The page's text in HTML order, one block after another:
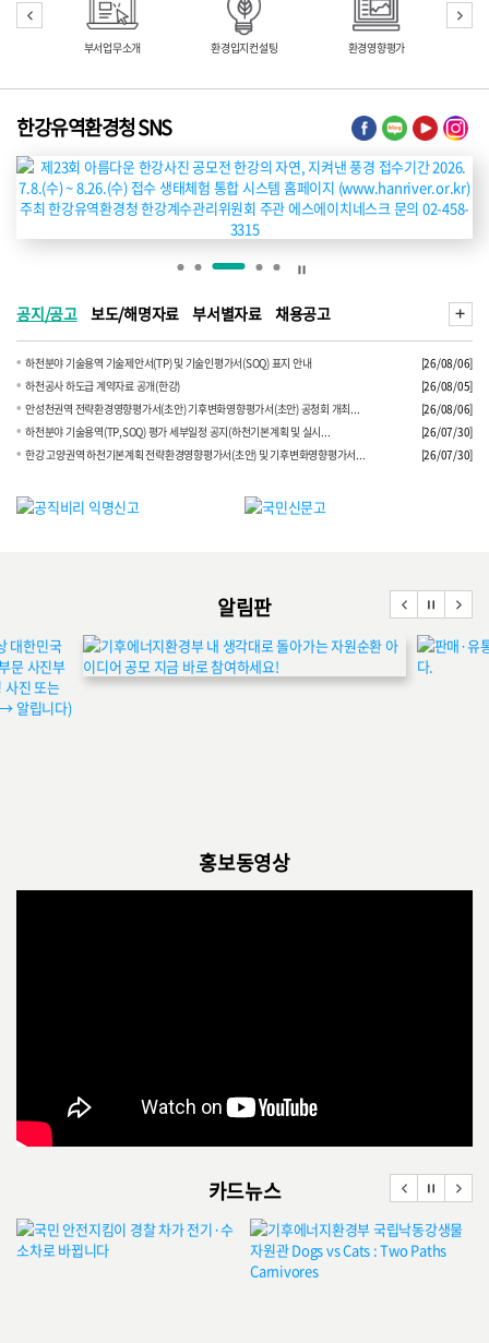
부서업무소개 환경입지컨설팅 환경영향평가
한강유역환경청 SNS
공지/공고 보도/해명자료 부서별자료 채용공고
하천분야 기술용역 기술제안서(TP) 및 기술인평가서(SOQ) 표지 안내
[26/08/06]
하천공사 하도급 계약자료 공개(한강)
[26/08/05]
안성천권역 전략환경영향평가서(초안) 기후변화영향평가서(초안) 공청회 개최...
[26/08/06]
하천분야 기술용역(TP,SOQ) 평가 세부일정 공지(하천기본계획 및 실시...
[26/07/30]
한강 고양권역 하천기본계획 전략환경영향평가서(초안) 및 기후변화영향평가서...
[26/07/30]
알림판
홍보동영상
카드뉴스